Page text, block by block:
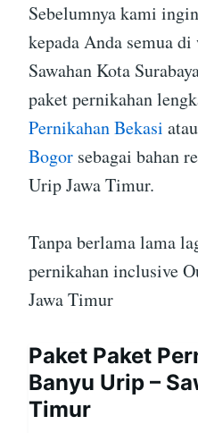
Sebelumnya kami
kepada Anda semua
Sawahan Kota
paket pernikahan
Pernikahan Bekasi atau
Bogor sebagai bahan
Urip Jawa Timur.
Tanpa berlama lama
pernikahan inclusive
Jawa Timur
Paket Paket
Banyu Urip –
Timur